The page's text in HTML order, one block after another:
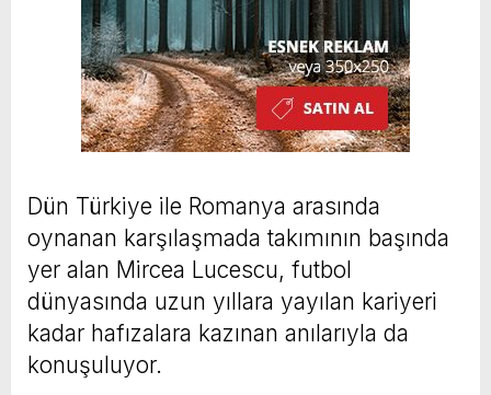
Dün Türkiye ile Romanya arasında
oynanan karşılaşmada takımının başında
yer alan Mircea Lucescu, futbol
dünyasında uzun yıllara yayılan kariyeri
kadar hafızalara kazınan anılarıyla da
konuşuluyor.